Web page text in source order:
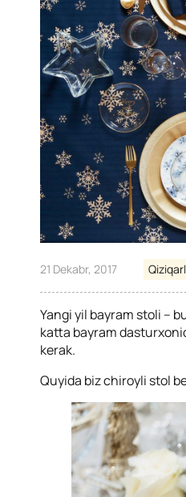
21 Dekabr, 2017
Yangi yil bayram stoli –
katta bayram
kerak.
Quyida biz chiroyli stol